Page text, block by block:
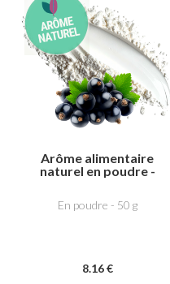
Arôme alimentaire
naturel en poudre -
En poudre - 50 g
8.16 €